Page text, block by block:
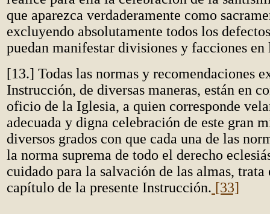
que aparezca verdaderamente como
excluyendo absolutamente todos los
puedan manifestar divisiones y facciones en
[13.] Todas las normas y recomendaciones
Instrucción, de diversas maneras, están en
oficio de la Iglesia, a quien corresponde
adecuada y digna celebración de este gran
diversos grados con que cada una de las
la norma suprema de todo el derecho
cuidado para la salvación de las almas,
capítulo de la presente Instrucción. [33]